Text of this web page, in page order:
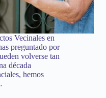
Vecinales en
preguntado por
volverse tan
década
hemos